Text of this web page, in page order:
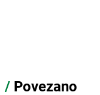
/ Povezano